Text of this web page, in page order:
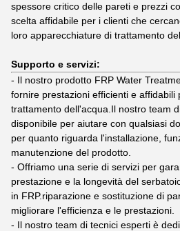
spessore critico delle pareti e prezzi
scelta affidabile per i clienti che
loro apparecchiature di trattamento
Supporto e servizi:
- Il nostro prodotto FRP Water
fornire prestazioni efficienti e affidabili
trattamento dell'acqua.Il nostro team
disponibile per aiutare con qualsiasi
per quanto riguarda l'installazione,
manutenzione del prodotto.
- Offriamo una serie di servizi per
prestazione e la longevità del
in FRP.riparazione e sostituzione di
migliorare l'efficienza e le prestazioni.
- Il nostro team di tecnici esperti è